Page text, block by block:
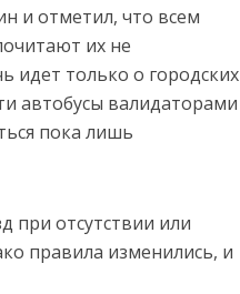
и отметил, что всем
их не
идет только о городских
автобусы валидаторами
пока лишь
при отсутствии или
правила изменились, и